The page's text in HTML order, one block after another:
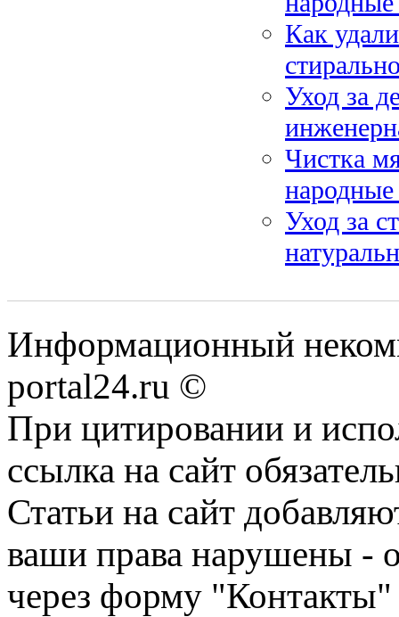
Как
Уход за
Чистка
Уход за
Информационный
portal24.ru ©
При цитировании и
ссылка на сайт
Статьи на сайт
ваши права нарушены -
через форму "Контакты"